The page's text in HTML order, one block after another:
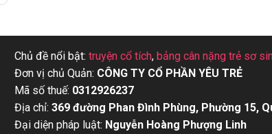
Chủ đề nổi bật: truyện cổ tích, bảng cân nặng trẻ sơ
Đơn vị chủ Quản: CÔNG TY CỔ PHẦN YÊU TRẺ
Mã số thuế: 0312926237
Địa chỉ: 369 đường Phan Đình Phùng, Phường 15,
Đại diện pháp luật: Nguyễn Hoàng Phượng Linh